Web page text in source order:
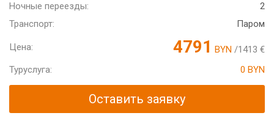
Ночные переезды:
2
Транспорт:
Паром
Цена: 4791 BYN /1413 €
Туруслуга:
0 BYN
Оставить заявку